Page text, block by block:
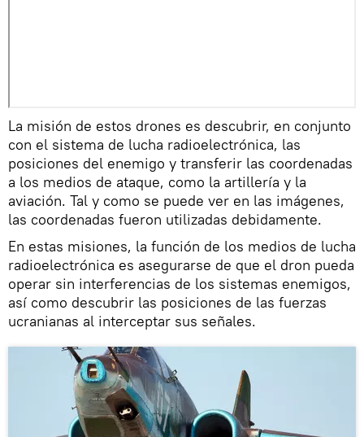
La misión de estos drones es descubrir, en conjunto
con el sistema de lucha radioelectrónica, las
posiciones del enemigo y transferir las coordenadas
a los medios de ataque, como la artillería y la
aviación. Tal y como se puede ver en las imágenes,
las coordenadas fueron utilizadas debidamente.
En estas misiones, la función de los medios de lucha
radioelectrónica es asegurarse de que el dron pueda
operar sin interferencias de los sistemas enemigos,
así como descubrir las posiciones de las fuerzas
ucranianas al interceptar sus señales.